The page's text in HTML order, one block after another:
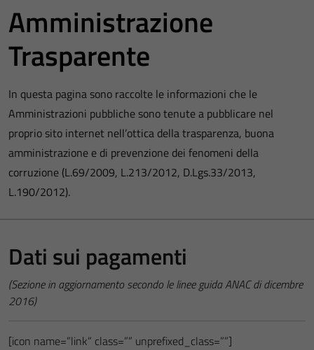
Amministrazione
Trasparente
In questa pagina sono raccolte le informazioni che le
Amministrazioni pubbliche sono tenute a pubblicare nel
proprio sito internet nell’ottica della trasparenza, buona
amministrazione e di prevenzione dei fenomeni della
corruzione (L.69/2009, L.213/2012, D.Lgs.33/2013,
L.190/2012).
Dati sui pagamenti
(Sezione in aggiornamento secondo le linee guida ANAC di dicembre
2016)
[icon name=”link” class=”” unprefixed_class=””]